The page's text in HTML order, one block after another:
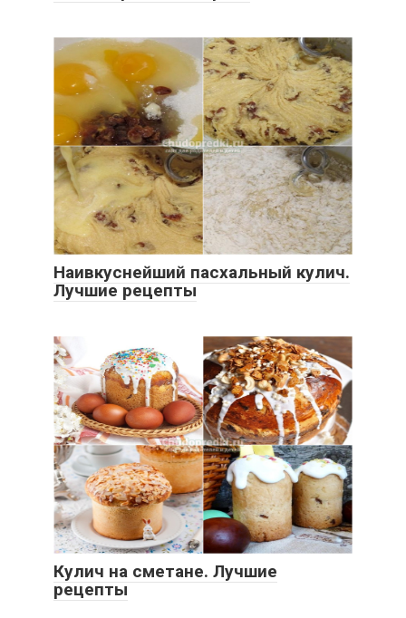
Наивкуснейший пасхальный кулич.
Лучшие рецепты
Кулич на сметане. Лучшие
рецепты